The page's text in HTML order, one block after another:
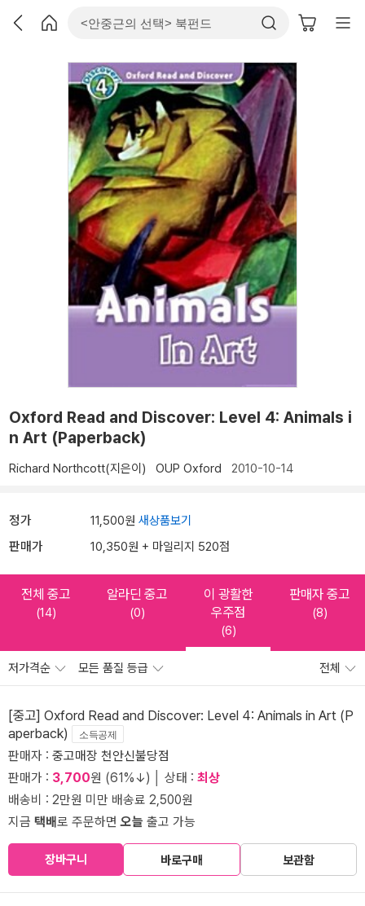
Oxford Read and Discover: Level 4: Animals i
n Art (Paperback)
Richard Northcott(지은이) OUP Oxford 2010-10-14
정가 11,500원 새상품보기
판매가 10,350원 + 마일리지 520점
전체 중고
(14)
알라딘 중고
(0)
이 광활한
우주점
(6)
판매자 중고
(8)
저가격순 모든 품질 등급 전체
[중고] Oxford Read and Discover: Level 4: Animals in Art (P
aperback)
소득공제
판매자 : 중고매장 천안신불당점
판매가 : 3,700원 (61%↓) │ 상태 : 최상
배송비 : 2만원 미만 배송료 2,500원
지금 택배로 주문하면오늘 출고 가능
장바구니 바로구매 보관함